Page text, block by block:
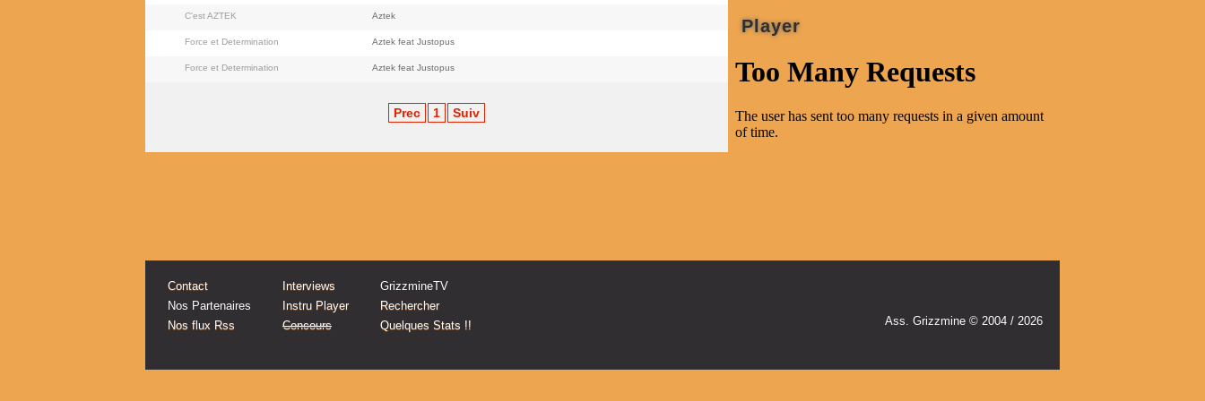
C'est AZTEK Aztek
Force et Determination Aztek feat Justopus
Force et Determination Aztek feat Justopus
Prec 1 Suiv
Player
Contact
Nos Partenaires
Nos flux Rss
Interviews
Instru Player
Concours
GrizzmineTV
Rechercher
Quelques Stats !!
Ass. Grizzmine © 2004 / 2026